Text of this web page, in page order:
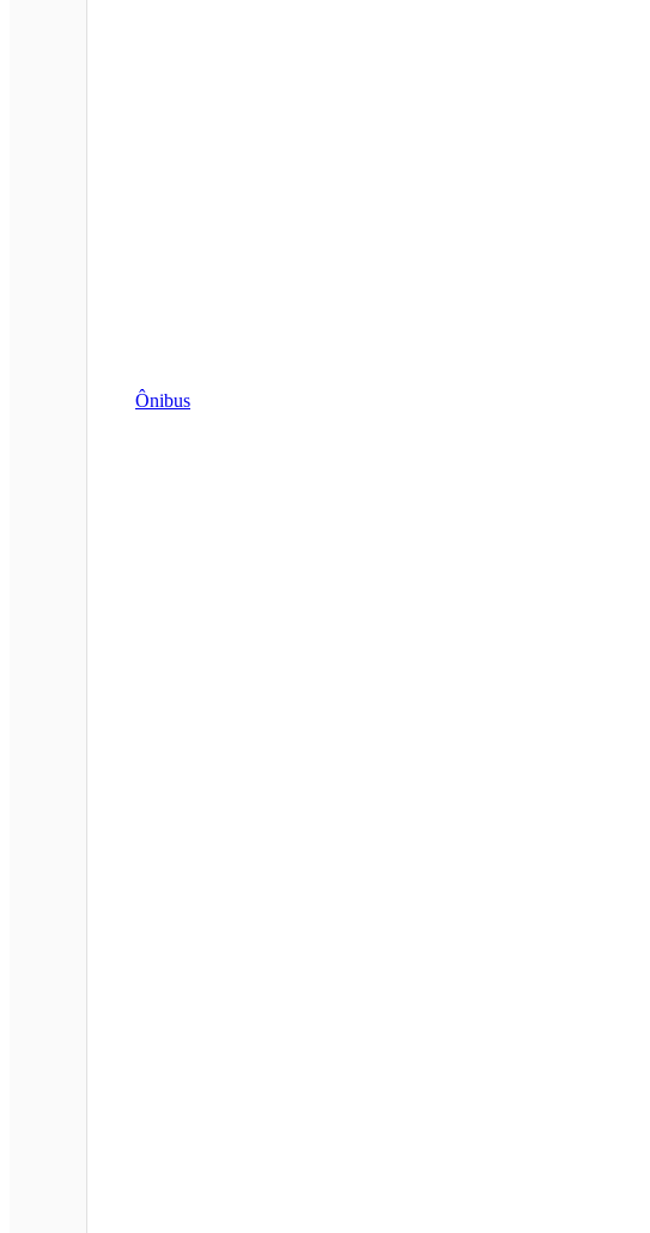
Ônibus